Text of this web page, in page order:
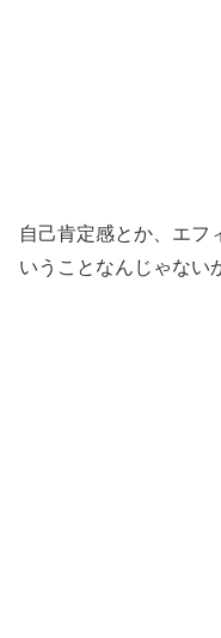
自己肯定感とか、エフ
いうことなんじゃない